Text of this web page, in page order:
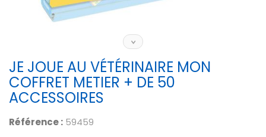
JE JOUE AU VÉTÉRINAIRE MON
COFFRET METIER + DE 50
ACCESSOIRES
Référence : 59459